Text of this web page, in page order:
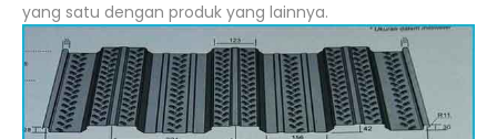
yang satu dengan produk yang lainnya.